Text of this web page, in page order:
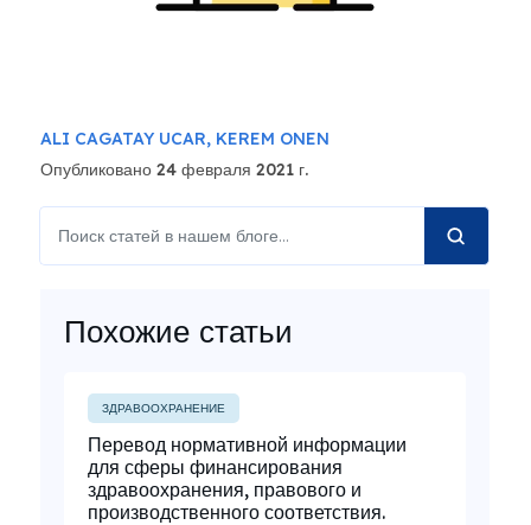
ALI CAGATAY UCAR, KEREM ONEN
Опубликовано 24 февраля 2021 г.
Похожие статьи
ЗДРАВООХРАНЕНИЕ
Перевод нормативной информации
для сферы финансирования
здравоохранения, правового и
производственного соответствия.